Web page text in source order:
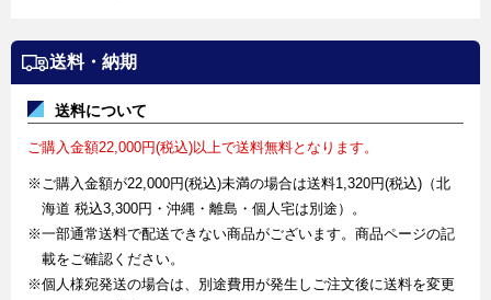
送料・納期
送料について
ご購入金額22,000円(税込)以上で送料無料となります。
※ご購入金額が22,000円(税込)未満の場合は送料1,320円(税込)（北
海道 税込3,300円・沖縄・離島・個人宅は別途）。
※一部通常送料で配送できない商品がございます。商品ページの記
載をご確認ください。
※個人様宛発送の場合は、別途費用が発生しご注文後に送料を変更